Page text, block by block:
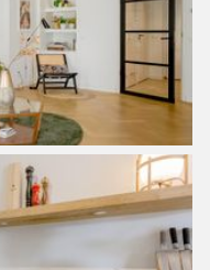
‘Heroes
with a studio
A spacious
living area of
a spacious living
a studio, a
The well-
and has a